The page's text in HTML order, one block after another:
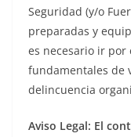
Seguridad (y/o
preparadas y
es necesario ir por
fundamentales de
delincuencia
Aviso Legal: El